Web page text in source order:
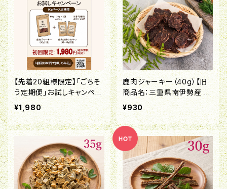
【先着20組様限定】「ごちそ
う定期便」お試しキャンペー
ン！
¥1,980
鹿肉ジャーキー（40g）【旧
商品名：三重県南伊勢産 鹿
肉ジャーキー】
¥930